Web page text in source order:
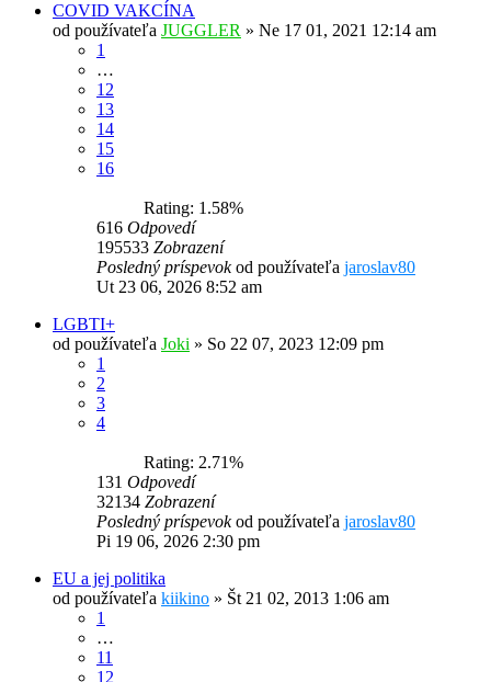
COVID VAKCÍNA
od používateľa JUGGLER » Ne 17 01, 2021 12:14 am
1
…
12
13
14
15
16
Rating: 1.58%
616 Odpovedí
195533 Zobrazení
Posledný príspevokod používateľa jaroslav80
Ut 23 06, 2026 8:52 am
LGBTI+
od používateľa Joki » So 22 07, 2023 12:09 pm
1
2
3
4
Rating: 2.71%
131 Odpovedí
32134 Zobrazení
Posledný príspevokod používateľa jaroslav80
Pi 19 06, 2026 2:30 pm
EU a jej politika
od používateľa kiikino » Št 21 02, 2013 1:06 am
1
…
11
12